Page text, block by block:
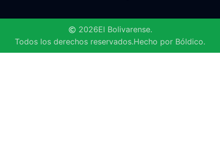
2026El Bolivarense.
Todos los derechos reservados.Hecho por Bóldico.